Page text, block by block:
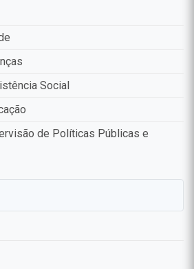
Social
de Políticas Públicas e